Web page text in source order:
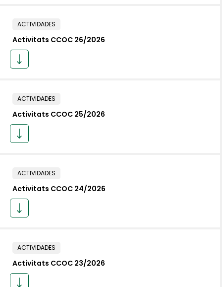
ACTIVIDADES
Activitats CCOC 26/2026
ACTIVIDADES
Activitats CCOC 25/2026
ACTIVIDADES
Activitats CCOC 24/2026
ACTIVIDADES
Activitats CCOC 23/2026